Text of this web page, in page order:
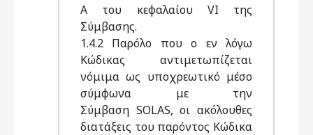
Α του κεφαλαίου VI της
Σύμβασης.
1.4.2 Παρόλο που ο εν λόγω
Κώδικας αντιμετωπίζεται
νόμιμα ως υποχρεωτικό μέσο
σύμφωνα με την
Σύμβαση SOLAS, οι ακόλουθες
διατάξεις του παρόντος Κώδικα